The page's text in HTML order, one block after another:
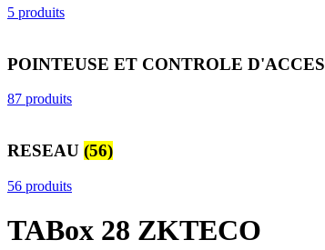
5 produits
POINTEUSE ET CONTROLE D'ACCES
87 produits
RESEAU (56)
56 produits
TABox 28 ZKTECO